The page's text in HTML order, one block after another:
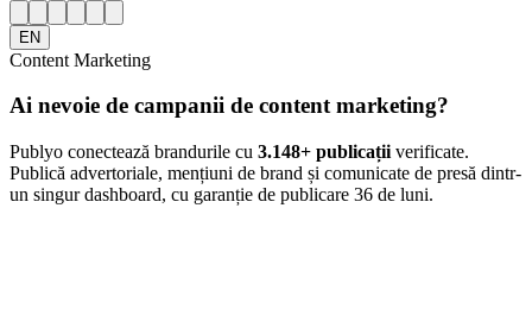
EN
Content Marketing
Ai nevoie de campanii de content marketing?
Publyo conectează brandurile cu 3.148+ publicații verificate.
Publică advertoriale, mențiuni de brand și comunicate de presă dintr-
un singur dashboard, cu garanție de publicare 36 de luni.